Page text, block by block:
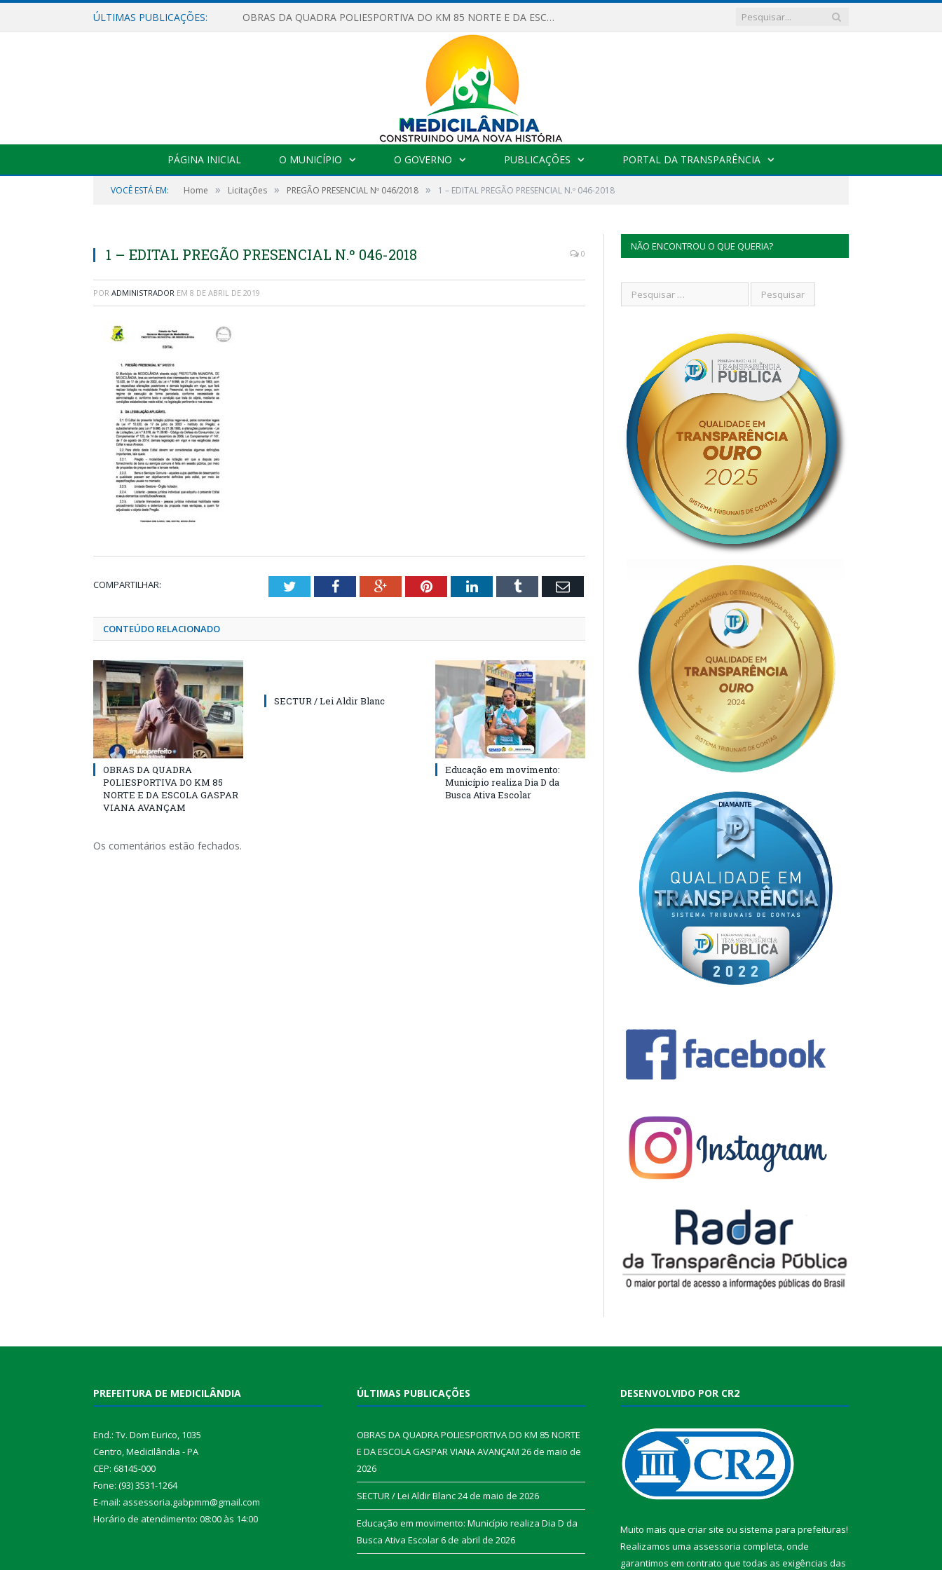
ÚLTIMAS PUBLICAÇÕES: OBRAS DA QUADRA POLIESPORTIVA DO KM 85 NORTE E DA ESCOLA GASPAR VIANA AVANÇAM
PÁGINA INICIAL O MUNICÍPIO O GOVERNO PUBLICAÇÕES PORTAL DA TRANSPARÊNCIA
VOCÊ ESTÁ EM: Home » Licitações » PREGÃO PRESENCIAL Nº 046/2018 » 1 – EDITAL PREGÃO PRESENCIAL N.º 046-2018
1 – EDITAL PREGÃO PRESENCIAL N.º 046-2018 0
POR ADMINISTRADOR EM 8 DE ABRIL DE 2019
COMPARTILHAR: TwitterFacebookGoogle+PinterestLinkedInTumblr Email
CONTEÚDO RELACIONADO
OBRAS DA QUADRA
POLIESPORTIVA DO KM 85
NORTE E DA ESCOLA GASPAR
VIANA AVANÇAM
SECTUR / Lei Aldir Blanc
Educação em movimento:
Município realiza Dia D da
Busca Ativa Escolar
Os comentários estão fechados.
NÃO ENCONTROU O QUE QUERIA?
PREFEITURA DE MEDICILÂNDIA
End.: Tv. Dom Eurico, 1035
Centro, Medicilândia - PA
CEP: 68145-000
Fone: (93) 3531-1264
E-mail: assessoria.gabpmm@gmail.com
Horário de atendimento: 08:00 às 14:00
ÚLTIMAS PUBLICAÇÕES
OBRAS DA QUADRA POLIESPORTIVA DO KM 85 NORTE
E DA ESCOLA GASPAR VIANA AVANÇAM 26 de maio de
2026
SECTUR / Lei Aldir Blanc24 de maio de 2026
Educação em movimento: Município realiza Dia D da
Busca Ativa Escolar6 de abril de 2026
DESENVOLVIDO POR CR2
Muito mais que criar site ou sistema para prefeituras!
Realizamos uma assessoria completa, onde
garantimos em contrato que todas as exigências das